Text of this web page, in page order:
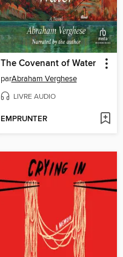
The Covenant of Water
parAbraham Verghese
LIVRE AUDIO
EMPRUNTER